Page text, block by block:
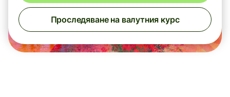
Проследяване на валутния курс